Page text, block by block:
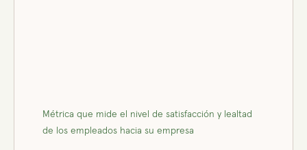
Métrica que mide el nivel de satisfacción y lealtad
de los empleados hacia su empresa